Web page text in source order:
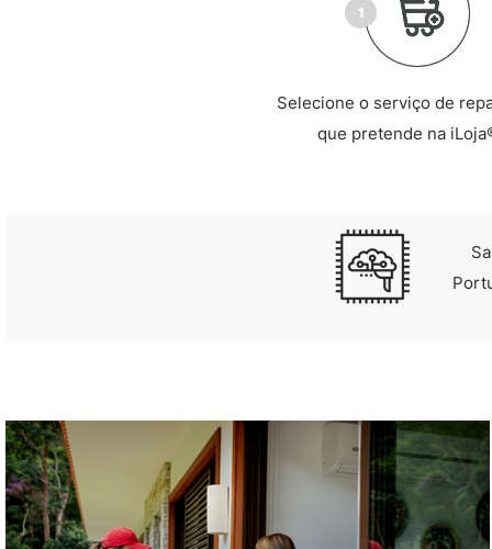
Selecione o serviço de
que pretende na